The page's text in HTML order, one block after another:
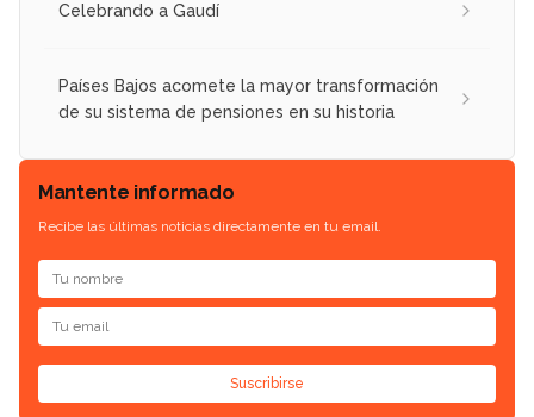
Celebrando a Gaudí
Países Bajos acomete la mayor transformación
de su sistema de pensiones en su historia
Mantente informado
Recibe las últimas noticias directamente en tu email.
Suscribirse